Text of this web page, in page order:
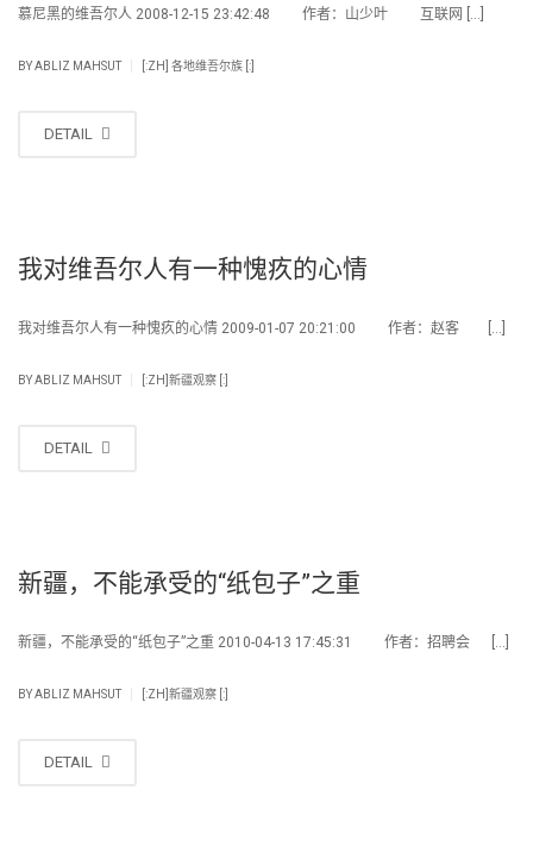
慕尼黑的维吾尔人 2008-12-15 23:42:48 作者：山少叶 互联网 […]
BYABLIZ MAHSUT [:ZH] 各地维吾尔族 [:]
DETAIL
我对维吾尔人有一种愧疚的心情
我对维吾尔人有一种愧疚的心情 2009-01-07 20:21:00 作者：赵客 […]
BYABLIZ MAHSUT [:ZH]新疆观察 [:]
DETAIL
新疆，不能承受的“纸包子”之重
新疆，不能承受的“纸包子”之重 2010-04-13 17:45:31 作者：招聘会 […]
BYABLIZ MAHSUT [:ZH]新疆观察 [:]
DETAIL